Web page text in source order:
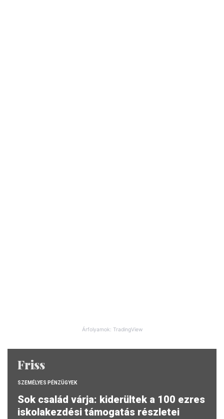
Árfolyamok: TradingView
Friss
SZEMÉLYES PÉNZÜGYEK
Sok család várja: kiderültek a 100 ezres
iskolakezdési támogatás részletei